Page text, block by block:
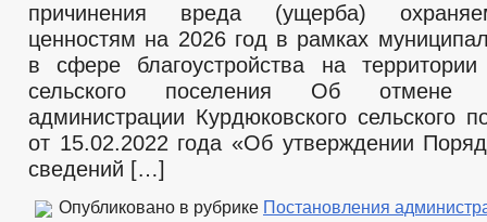
причинения вреда (ущерба)
ценностям на 2026 год в рамках
в сфере благоустройства на территории
сельского поселения Об отмене
администрации Курдюковского сельского
от 15.02.2022 года «Об утверждении
сведений […]
Опубликовано в рубрике Постановления